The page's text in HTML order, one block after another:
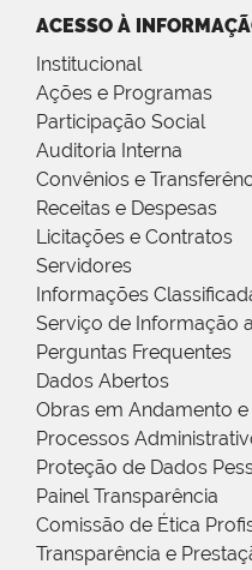
ACESSO À
Institucional
Ações e Programas
Participação Social
Auditoria Interna
Convênios e
Receitas e Despesas
Licitações e Contratos
Servidores
Informações
Serviço de Informação
Perguntas Frequentes
Dados Abertos
Obras em Andamento
Processos
Proteção de Dados
Painel Transparência
Comissão de Ética
Transparência e